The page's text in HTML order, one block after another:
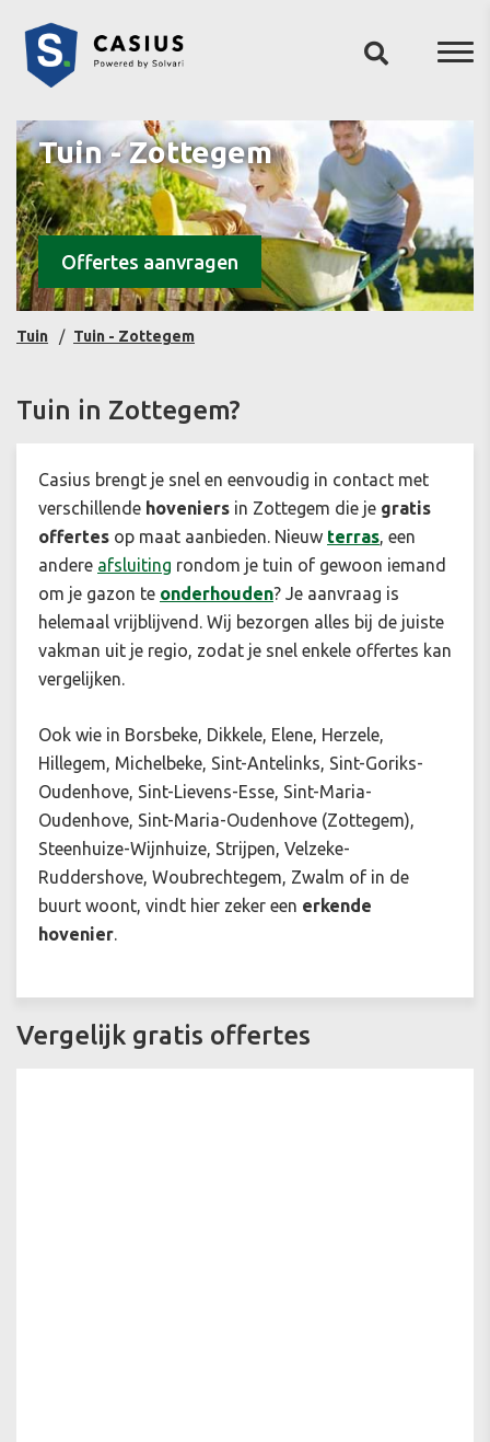
Tuin - Zottegem
Offertes aanvragen
Tuin Tuin - Zottegem
Tuin in Zottegem?
Casius brengt je snel en eenvoudig in contact met
verschillende hoveniers in Zottegem die je gratis
offertes op maat aanbieden. Nieuw terras, een
andere afsluiting rondom je tuin of gewoon iemand
om je gazon te onderhouden? Je aanvraag is
helemaal vrijblijvend. Wij bezorgen alles bij de juiste
vakman uit je regio, zodat je snel enkele offertes kan
vergelijken.
Ook wie in Borsbeke, Dikkele, Elene, Herzele,
Hillegem, Michelbeke, Sint-Antelinks, Sint-Goriks-
Oudenhove, Sint-Lievens-Esse, Sint-Maria-
Oudenhove, Sint-Maria-Oudenhove (Zottegem),
Steenhuize-Wijnhuize, Strijpen, Velzeke-
Ruddershove, Woubrechtegem, Zwalm of in de
buurt woont, vindt hier zeker een erkende
hovenier.
Vergelijk gratis offertes